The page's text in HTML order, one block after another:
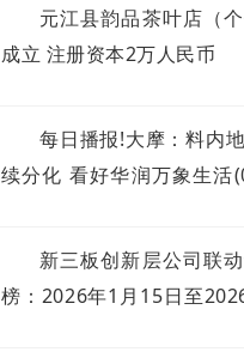
元江县韵品茶叶店（个
成立 注册资本2万人民币
每日播报!大摩：料内
续分化 看好华润万象生活
新三板创新层公司联
榜：2026年1月15日至